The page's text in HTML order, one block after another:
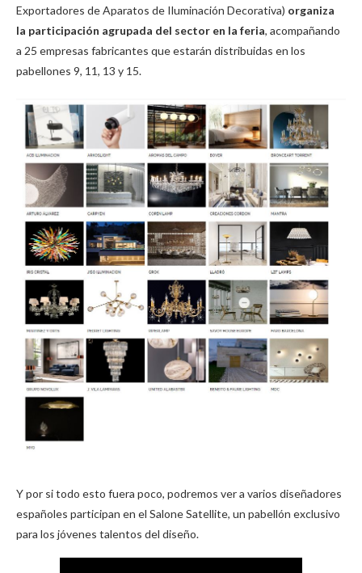
Exportadores de Aparatos de Iluminación Decorativa) organiza
la participación agrupada del sector en la feria, acompañando
a 25 empresas fabricantes que estarán distribuidas en los
pabellones 9, 11, 13 y 15.
Y por si todo esto fuera poco, podremos ver a varios diseñadores
españoles participan en el Salone Satellite, un pabellón exclusivo
para los jóvenes talentos del diseño.